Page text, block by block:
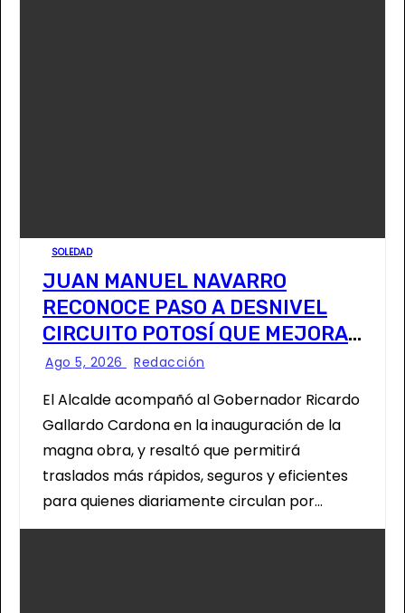
SOLEDAD
JUAN MANUEL NAVARRO
RECONOCE PASO A DESNIVEL
CIRCUITO POTOSÍ QUE MEJORA
LA MOVILIDAD METROPOLITANA
Ago 5, 2026 Redacción
El Alcalde acompañó al Gobernador Ricardo
Gallardo Cardona en la inauguración de la
magna obra, y resaltó que permitirá
traslados más rápidos, seguros y eficientes
para quienes diariamente circulan por…